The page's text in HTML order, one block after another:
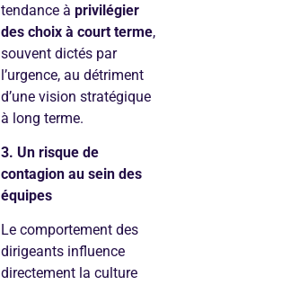
tendance à privilégier
des choix à court terme,
souvent dictés par
l’urgence, au détriment
d’une vision stratégique
à long terme.
3. Un risque de
contagion au sein des
équipes
Le comportement des
dirigeants influence
directement la culture